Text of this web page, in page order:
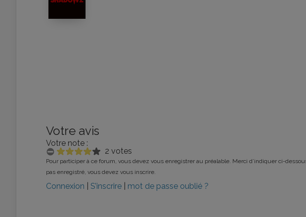
Votre avis
Votre note :
2 votes
Pour participer à ce forum, vous devez vous enregistrer au préalable. Merci d’indiquer ci-
pas enregistré, vous devez vous inscrire.
Connexion S’inscrire mot de passe oublié ?